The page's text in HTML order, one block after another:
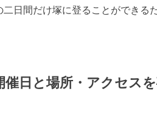
二日間だけ塚に登ることができる
催日と場所・アクセス